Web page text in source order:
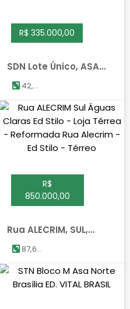
R$ 335.000,00
SDN Lote Único, ASA
NORTE, BRASILIA
42,00
R$
850.000,00
Rua ALECRIM, SUL,
AGUAS CLARAS
87,64